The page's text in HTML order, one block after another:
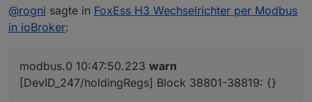
@rogni sagte in FoxEss H3 Wechselrichter per Modbus
in ioBroker:
modbus.0 10:47:50.223 warn
[DevID_247/holdingRegs] Block 38801-38819: {}